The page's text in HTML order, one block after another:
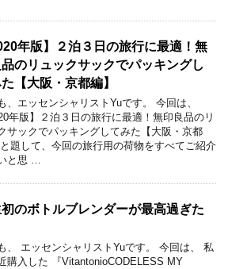
年版】２泊３日の旅行に最適！無
のリュックサックでパッキングし
【大阪・京都編】
、エッセンシャリストYuです。 今回は、
年版】２泊３日の旅行に最適！無印良品のリ
サックでパッキングしてみた【大阪・京都
題して、今回の旅行用の荷物をすべてご紹介
と思 …
初のボトルブレンダーが最高過ぎた
、 エッセンシャリストYuです。 今回は、 私
購入した 『VitantonioCODELESS MY